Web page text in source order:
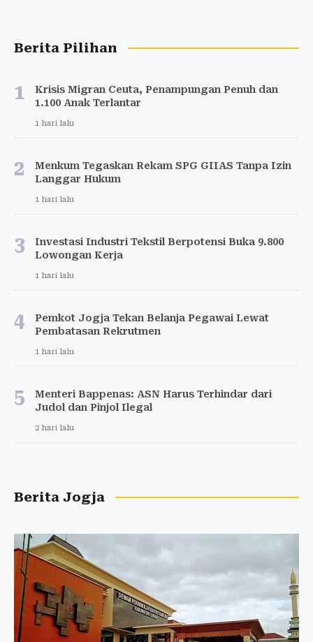
Berita Pilihan
1
Krisis Migran Ceuta, Penampungan Penuh dan
1.100 Anak Terlantar
1 hari lalu
2
Menkum Tegaskan Rekam SPG GIIAS Tanpa Izin
Langgar Hukum
1 hari lalu
3
Investasi Industri Tekstil Berpotensi Buka 9.800
Lowongan Kerja
1 hari lalu
4
Pemkot Jogja Tekan Belanja Pegawai Lewat
Pembatasan Rekrutmen
1 hari lalu
5
Menteri Bappenas: ASN Harus Terhindar dari
Judol dan Pinjol Ilegal
2 hari lalu
Berita Jogja